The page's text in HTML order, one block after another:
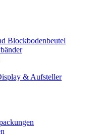
Blockbodenbeutel
& Aufsteller